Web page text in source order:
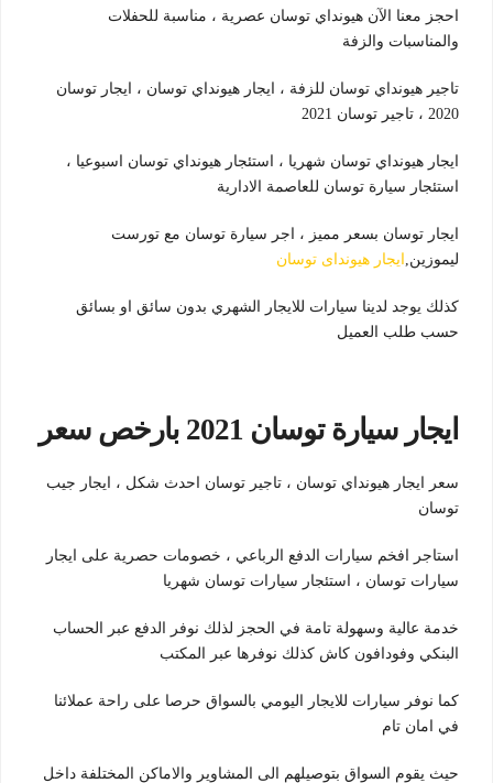
احجز معنا الآن هيونداي توسان عصرية ، مناسبة للحفلات
والمناسبات والزفة
تاجير هيونداي توسان للزفة ، ايجار هيونداي توسان ، ايجار توسان
2020 ، تاجير توسان 2021
ايجار هيونداي توسان شهريا ، استئجار هيونداي توسان اسبوعيا ،
استئجار سيارة توسان للعاصمة الادارية
ايجار توسان بسعر مميز ، اجر سيارة توسان مع تورست
ليموزين, ايجار هيونداى توسان
كذلك يوجد لدينا سيارات للايجار الشهري بدون سائق او بسائق
حسب طلب العميل
ايجار سيارة توسان 2021 بارخص سعر
سعر ايجار هيونداي توسان ، تاجير توسان احدث شكل ، ايجار جيب
توسان
استاجر افخم سيارات الدفع الرباعي ، خصومات حصرية على ايجار
سيارات توسان ، استئجار سيارات توسان شهريا
خدمة عالية وسهولة تامة في الحجز لذلك نوفر الدفع عبر الحساب
البنكي وفودافون كاش كذلك نوفرها عبر المكتب
كما نوفر سيارات للايجار اليومي بالسواق حرصا على راحة عملائنا
في امان تام
حيث يقوم السواق بتوصيلهم الى المشاوير والاماكن المختلفة داخل